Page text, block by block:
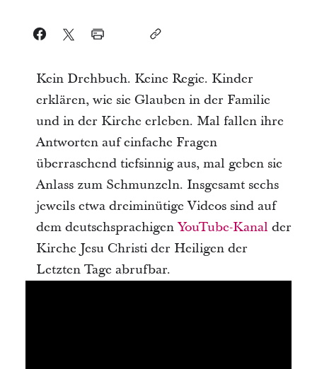
Kein Drehbuch. Keine Regie. Kinder
erklären, wie sie Glauben in der Familie
und in der Kirche erleben. Mal fallen ihre
Antworten auf einfache Fragen
überraschend tiefsinnig aus, mal geben sie
Anlass zum Schmunzeln. Insgesamt sechs
jeweils etwa dreiminütige Videos sind auf
dem deutschsprachigen YouTube-Kanal der
Kirche Jesu Christi der Heiligen der
Letzten Tage abrufbar.